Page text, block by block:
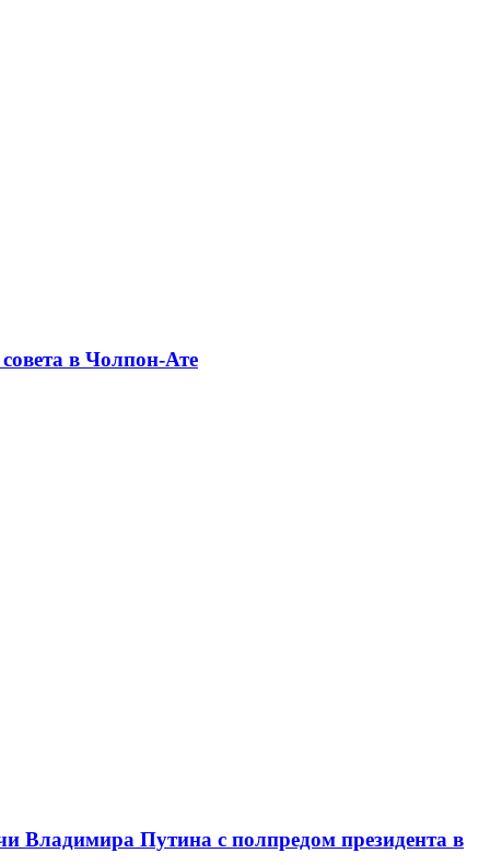
в Чолпон-Ате
Владимира Путина с полпредом президента в